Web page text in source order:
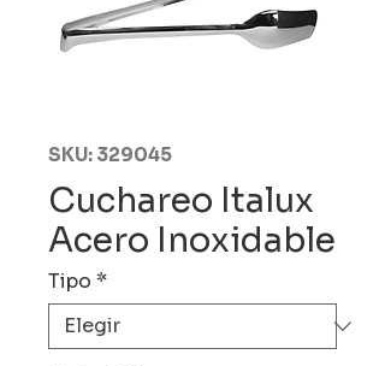
SKU: 329045
Cuchareo Italux
Acero Inoxidable
Tipo *